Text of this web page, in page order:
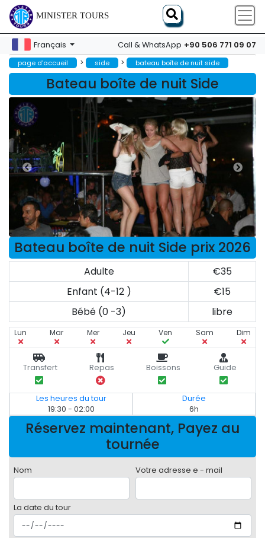
MINISTER TOURS
Français Call & WhatsApp +90 506 771 09 07
page d'accueil > side > bateau boîte de nuit side
Bateau boîte de nuit Side
Bateau boîte de nuit Side prix 2026
Adulte
€35
Enfant (4-12 )
€15
Bébé (0 -3)
libre
Lun Mar Mer Jeu Ven Sam Dim
Transfert Repas Boissons Guide
Les heures du tour
19:30 - 02:00
Durée
6h
Réservez maintenant, Payez au
tournée
Nom Votre adresse e - mail
La date du tour